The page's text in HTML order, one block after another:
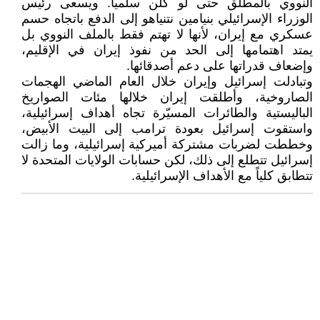
النووي بالمطلق حتى لو كلن سلمياً. ويسعى رئيس
الوزراء الإسرائيلي بنيامين نتنياهو إلى الدفع باتجاه حسم
عسكري مع إيران، لأنها لا تهتم فقط بالملف النووي بل
يمتد اهتمامها إلى الحد من نفوذ إيران في الإقليم،
وإضعاف قدراتها على دعم أصدقائها.
وتبادلت إسرائيل وإيران خلال العام الماضي الهجمات
الصاروخية، وأطلقت إيران خلالها مئات الصواريخ
الباليستية والطائرات المسيّرة تجاه أهداف إسرائيلية،
واستقوت إسرائيل بعودة ترامب إلى البيت الأبيض،
وخططت لضربات مشتركة أميركية إسرائيلية، وما زالت
إسرائيل تتطلع إلى ذلك، لكن حسابات الولايات المتحدة لا
تتطابق كلياً مع الأهداف الإسرائيلية.